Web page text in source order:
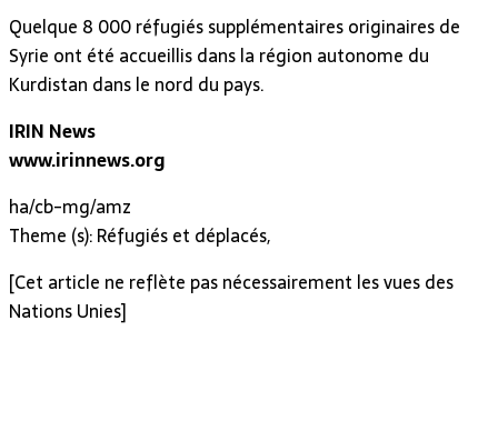
Quelque 8 000 réfugiés supplémentaires originaires de
Syrie ont été accueillis dans la région autonome du
Kurdistan dans le nord du pays.
IRIN News
www.irinnews.org
ha/cb-mg/amz
Theme (s): Réfugiés et déplacés,
[Cet article ne reflète pas nécessairement les vues des
Nations Unies]